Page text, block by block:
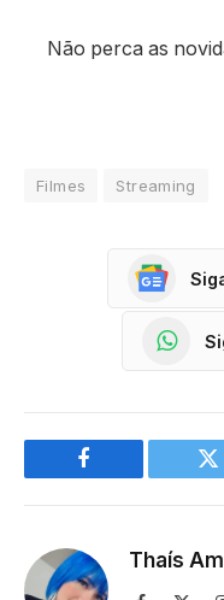
Não perca as
Filmes Streaming
Facebook
Thaís